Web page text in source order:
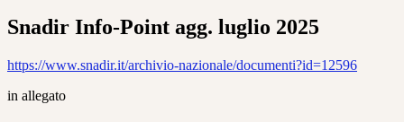
Snadir Info-Point agg. luglio 2025
https://www.snadir.it/archivio-nazionale/documenti?id=12596
in allegato